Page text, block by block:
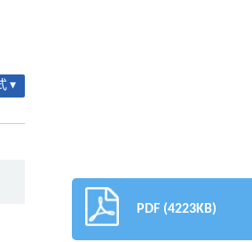
▾
PDF (4223KB)